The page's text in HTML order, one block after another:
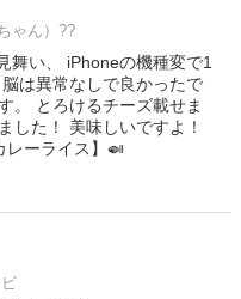
ゃん）??
舞い、 iPhoneの機種変で1
は異常なしで良かったで
。 とろけるチーズ載せま
した！ 美味しいですよ！
レーライス】🍛